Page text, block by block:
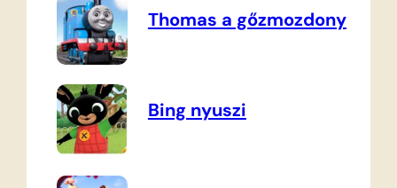
Thomas a gőzmozdony
Bing nyuszi